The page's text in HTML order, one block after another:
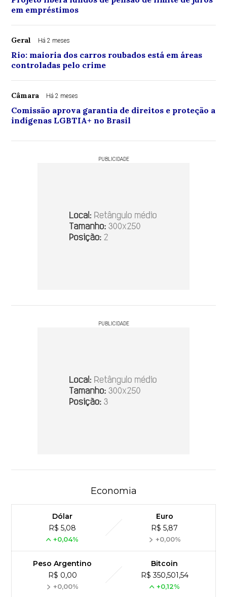
em empréstimos
Geral Há 2 meses
Rio: maioria dos carros roubados está em áreas
controladas pelo crime
Câmara Há 2 meses
Comissão aprova garantia de direitos e proteção a
indígenas LGBTIA+ no Brasil
PUBLICIDADE
PUBLICIDADE
Economia
Dólar
R$ 5,08
+0,04%
Euro
R$ 5,87
+0,00%
Peso Argentino
R$ 0,00
+0,00%
Bitcoin
R$ 350,501,54
+0,12%